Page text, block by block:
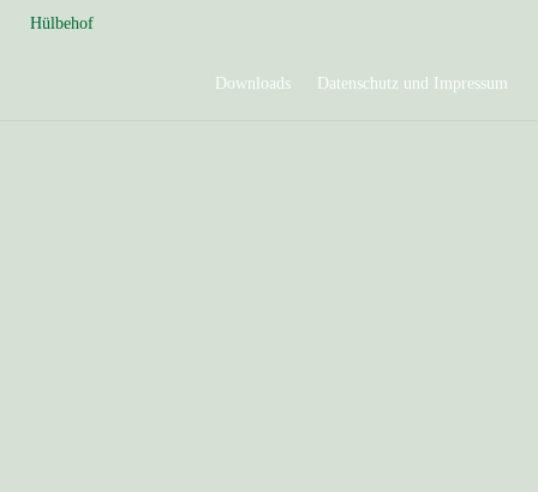
Hülbehof
Downloads Datenschutz und Impressum